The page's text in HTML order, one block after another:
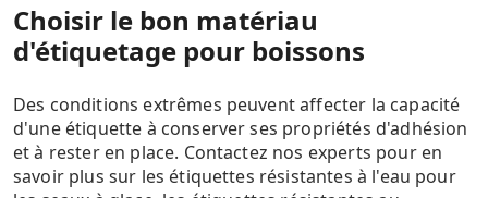
Choisir le bon matériau
d'étiquetage pour boissons
Des conditions extrêmes peuvent affecter la capacité
d'une étiquette à conserver ses propriétés d'adhésion
et à rester en place. Contactez nos experts pour en
savoir plus sur les étiquettes résistantes à l'eau pour